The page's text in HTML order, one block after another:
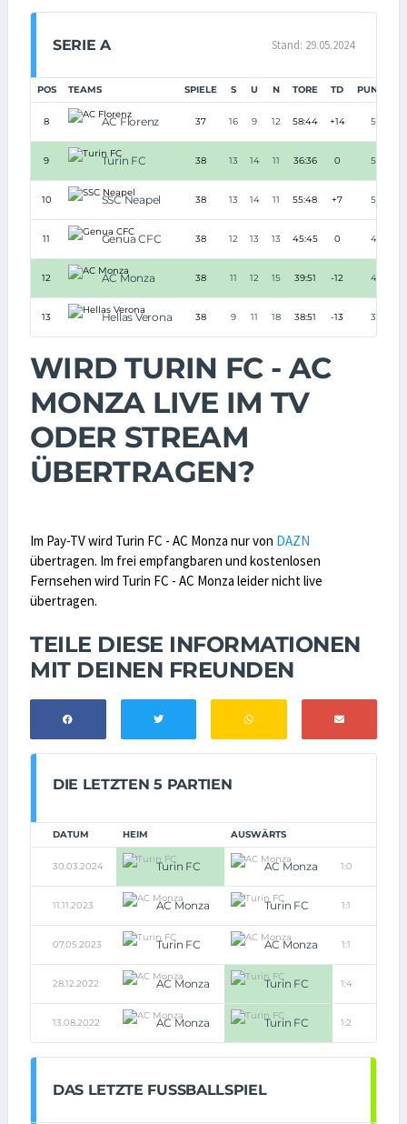
SERIE A Stand: 29.05.2024
POS TEAMS SPIELE S U N TORE TD PUNKTE
8 AC Florenz 37 16 9 12 58:44 +14 57
9 Turin FC 38 13 14 11 36:36 0 53
10 SSC Neapel 38 13 14 11 55:48 +7 53
11 Genua CFC 38 12 13 13 45:45 0 49
12 AC Monza 38 11 12 15 39:51 -12 45
13 Hellas Verona 38 9 11 18 38:51 -13 38
WIRD TURIN FC - AC
MONZA LIVE IM TV
ODER STREAM
ÜBERTRAGEN?
Im Pay-TV wird Turin FC - AC Monza nur von DAZN
übertragen. Im frei empfangbaren und kostenlosen
Fernsehen wird Turin FC - AC Monza leider nicht live
übertragen.
TEILE DIESE INFORMATIONEN
MIT DEINEN FREUNDEN
DIE LETZTEN 5 PARTIEN
DATUM HEIM AUSWÄRTS
30.03.2024 Turin FC AC Monza 1:0
11.11.2023 AC Monza Turin FC 1:1
07.05.2023 Turin FC AC Monza 1:1
28.12.2022 AC Monza Turin FC 1:4
13.08.2022 AC Monza Turin FC 1:2
DAS LETZTE FUSSBALLSPIEL